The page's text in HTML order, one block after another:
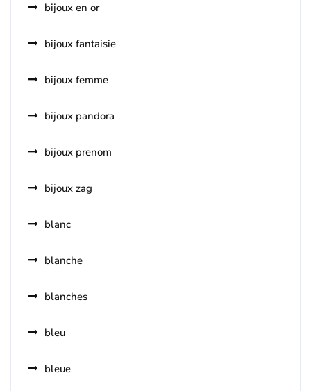
bijoux en or
bijoux fantaisie
bijoux femme
bijoux pandora
bijoux prenom
bijoux zag
blanc
blanche
blanches
bleu
bleue